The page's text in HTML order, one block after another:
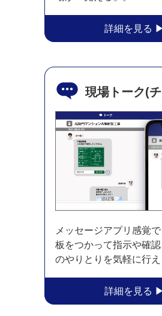
現場トーク(
メッセージアプリ感覚
板をつかって指示や確
のやりとりを気軽に行え